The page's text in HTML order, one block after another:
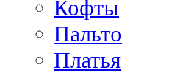
Кофты
Пальто
Платья